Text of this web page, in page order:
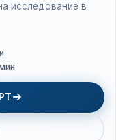
исследование в